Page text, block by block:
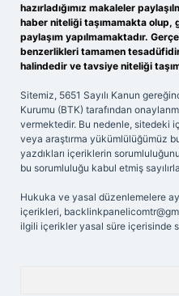
hazırladığımız makaleler
haber niteliği taşımamakta olup,
paylaşım yapılmamaktadır.
benzerlikleri tamamen
halindedir ve tavsiye niteliği
Sitemiz, 5651 Sayılı Kanun
Kurumu (BTK) tarafından
vermektedir. Bu nedenle, sitedeki
veya araştırma yükümlülüğümüz
yazdıkları içeriklerin
bu sorumluluğu kabul etmiş
Hukuka ve yasal düzenlemelere
içerikleri,
ilgili içerikler yasal süre içerisinde